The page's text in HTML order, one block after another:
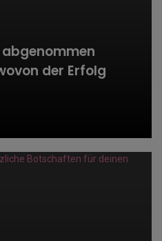
abgenommen
der Erfolg